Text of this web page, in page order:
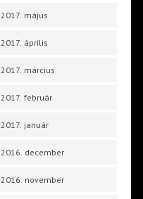
2017. május
2017. április
2017. március
2017. február
2017. január
2016. december
2016. november